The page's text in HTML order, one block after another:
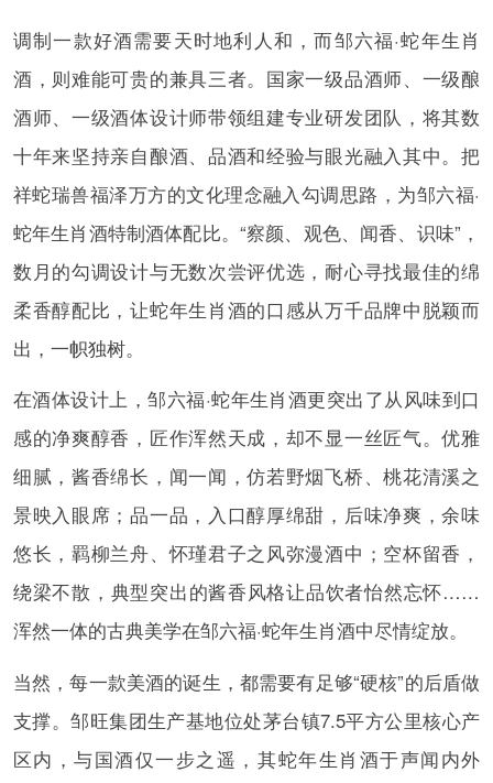
调制一款好酒需要天时地利人和，而邹六福·蛇年生肖
酒，则难能可贵的兼具三者。国家一级品酒师、一级酿
酒师、一级酒体设计师带领组建专业研发团队，将其数
十年来坚持亲自酿酒、品酒和经验与眼光融入其中。把
祥蛇瑞兽福泽万方的文化理念融入勾调思路，为邹六福·
蛇年生肖酒特制酒体配比。“察颜、观色、闻香、识味”，
数月的勾调设计与无数次尝评优选，耐心寻找最佳的绵
柔香醇配比，让蛇年生肖酒的口感从万千品牌中脱颖而
出，一帜独树。
在酒体设计上，邹六福·蛇年生肖酒更突出了从风味到口
感的净爽醇香，匠作浑然天成，却不显一丝匠气。优雅
细腻，酱香绵长，闻一闻，仿若野烟飞桥、桃花清溪之
景映入眼席；品一品，入口醇厚绵甜，后味净爽，余味
悠长，羁柳兰舟、怀瑾君子之风弥漫酒中；空杯留香，
绕梁不散，典型突出的酱香风格让品饮者怡然忘怀……
浑然一体的古典美学在邹六福·蛇年生肖酒中尽情绽放。
当然，每一款美酒的诞生，都需要有足够“硬核”的后盾做
支撑。邹旺集团生产基地位处茅台镇7.5平方公里核心产
区内，与国酒仅一步之遥，其蛇年生肖酒于声闻内外